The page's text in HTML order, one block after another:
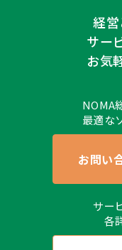
経
サー
お気
NOMA
最適な
お問い
サー
各